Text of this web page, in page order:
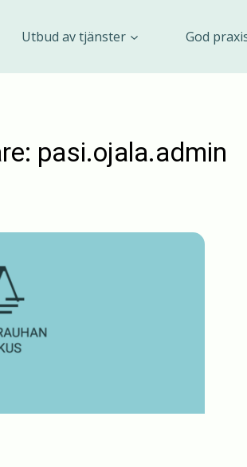
Utbud av tjänster God
pasi.ojala.admin